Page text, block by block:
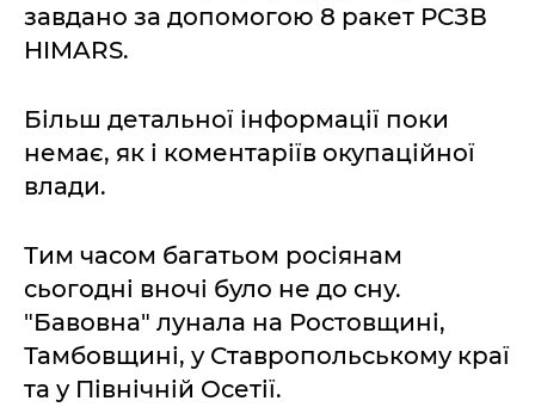
завдано за допомогою 8 ракет РСЗВ
HIMARS.
Більш детальної інформації поки
немає, як і коментаріїв окупаційної
влади.
Тим часом багатьом росіянам
сьогодні вночі було не до сну.
"Бавовна" лунала на Ростовщині,
Тамбовщині, у Ставропольському краї
та у Північній Осетії.